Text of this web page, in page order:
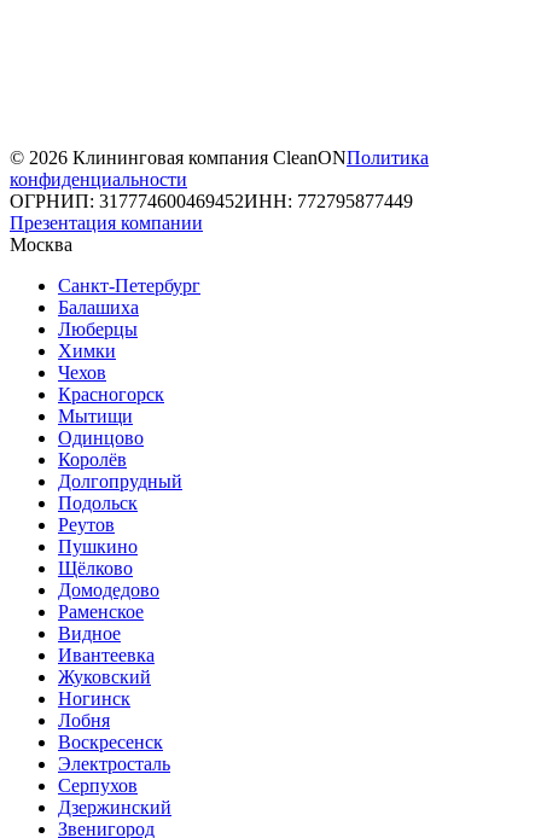
© 2026 Клининговая компания CleanONПолитика
конфиденциальности
ОГРНИП: 317774600469452ИНН: 772795877449
Презентация компании
Москва
Санкт-Петербург
Балашиха
Люберцы
Химки
Чехов
Красногорск
Мытищи
Одинцово
Королёв
Долгопрудный
Подольск
Реутов
Пушкино
Щёлково
Домодедово
Раменское
Видное
Ивантеевка
Жуковский
Ногинск
Лобня
Воскресенск
Электросталь
Серпухов
Дзержинский
Звенигород